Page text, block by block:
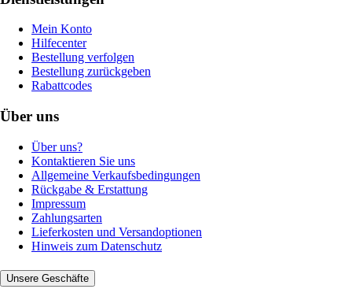
Mein Konto
Hilfecenter
Bestellung verfolgen
Bestellung zurückgeben
Rabattcodes
Über uns
Über uns?
Kontaktieren Sie uns
Allgemeine Verkaufsbedingungen
Rückgabe & Erstattung
Impressum
Zahlungsarten
Lieferkosten und Versandoptionen
Hinweis zum Datenschutz
Unsere Geschäfte